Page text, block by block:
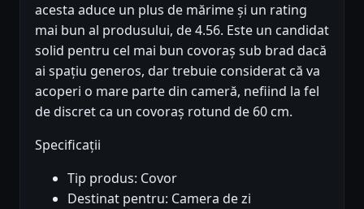
acesta aduce un plus de mărime și un rating
mai bun al produsului, de 4.56. Este un candidat
solid pentru cel mai bun covoraș sub brad dacă
ai spațiu generos, dar trebuie considerat că va
acoperi o mare parte din cameră, nefiind la fel
de discret ca un covoraș rotund de 60 cm.
Specificații
Tip produs: Covor
Destinat pentru: Camera de zi